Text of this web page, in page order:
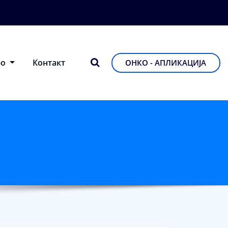
Контакт ОНКО - АПЛИКАЦИЈА